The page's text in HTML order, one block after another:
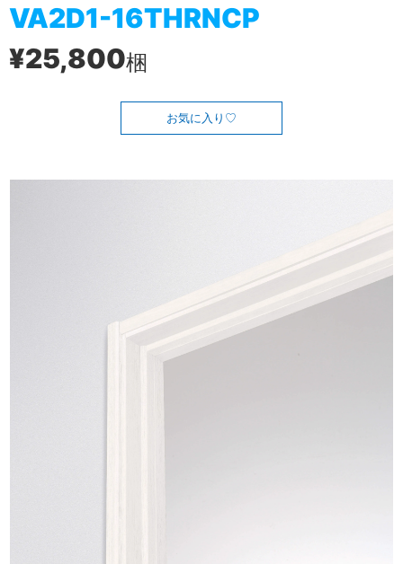
VA2D1-16THRNCP
¥25,800梱
お気に入り